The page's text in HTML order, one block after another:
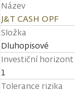
Název
J&T CASH OPF
Složka
Dluhopisové
Investiční horizont
1
Tolerance rizika